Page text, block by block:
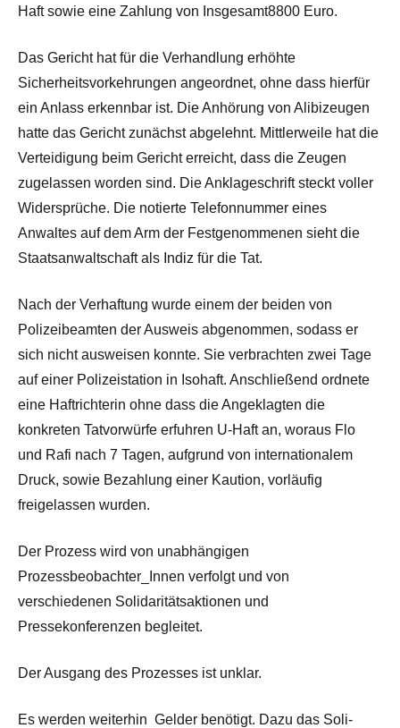
Haft sowie eine Zahlung von Insgesamt8800 Euro.
Das Gericht hat für die Verhandlung erhöhte
Sicherheitsvorkehrungen angeordnet, ohne dass hierfür
ein Anlass erkennbar ist. Die Anhörung von Alibizeugen
hatte das Gericht zunächst abgelehnt. Mittlerweile hat die
Verteidigung beim Gericht erreicht, dass die Zeugen
zugelassen worden sind. Die Anklageschrift steckt voller
Widersprüche. Die notierte Telefonnummer eines
Anwaltes auf dem Arm der Festgenommenen sieht die
Staatsanwaltschaft als Indiz für die Tat.
Nach der Verhaftung wurde einem der beiden von
Polizeibeamten der Ausweis abgenommen, sodass er
sich nicht ausweisen konnte. Sie verbrachten zwei Tage
auf einer Polizeistation in Isohaft. Anschließend ordnete
eine Haftrichterin ohne dass die Angeklagten die
konkreten Tatvorwürfe erfuhren U-Haft an, woraus Flo
und Rafi nach 7 Tagen, aufgrund von internationalem
Druck, sowie Bezahlung einer Kaution, vorläufig
freigelassen wurden.
Der Prozess wird von unabhängigen
Prozessbeobachter_Innen verfolgt und von
verschiedenen Solidaritätsaktionen und
Pressekonferenzen begleitet.
Der Ausgang des Prozesses ist unklar.
Es werden weiterhin Gelder benötigt. Dazu das Soli-